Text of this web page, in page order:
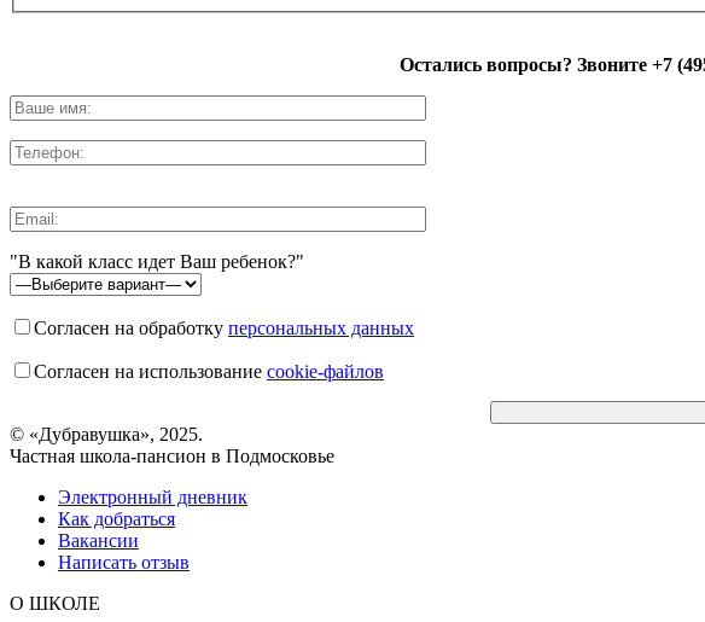
Остались вопросы? Звоните +7
"В какой класс идет Ваш ребенок?"
Согласен на обработку персональных данных
Согласен на использование cookie-файлов
© «Дубравушка», 2025.
Частная школа-пансион в Подмосковье
Электронный дневник
Как добраться
Вакансии
Написать отзыв
О ШКОЛЕ